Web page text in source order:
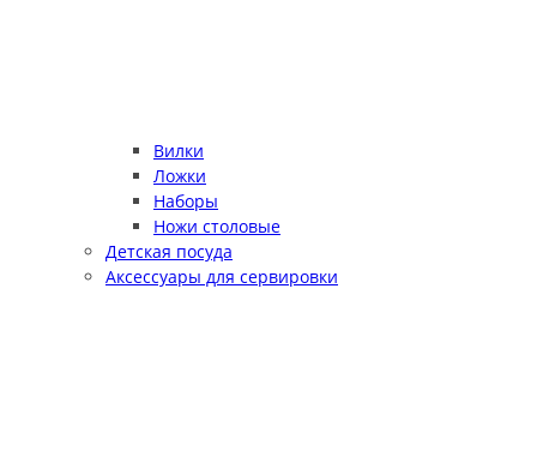
Вилки
Ложки
Наборы
Ножи столовые
Детская посуда
Аксессуары для сервировки